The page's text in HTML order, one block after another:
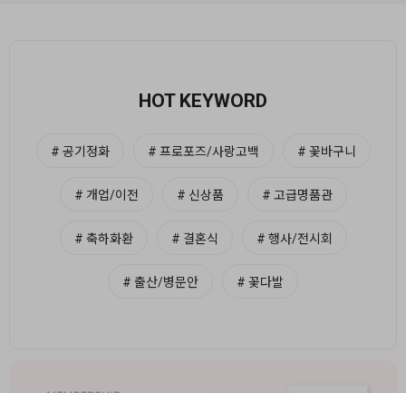
HOT KEYWORD
# 공기정화 # 프로포즈/사랑고백 # 꽃바구니
# 개업/이전 # 신상품 # 고급명품관
# 축하화환 # 결혼식 # 행사/전시회
# 출산/병문안 # 꽃다발